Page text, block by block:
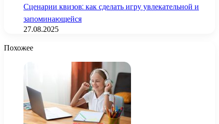
Сценарии квизов: как сделать игру увлекательной и
запоминающейся
27.08.2025
Похожее